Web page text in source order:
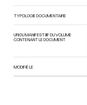
TYPOLOGIE DOCUMENTAIRE
URI DU MANIFEST IIIF DU VOLUME
CONTENANT LE DOCUMENT
MODIFIÉ LE